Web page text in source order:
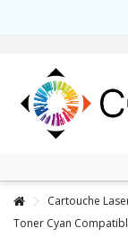
Cartouche
Toner Cyan